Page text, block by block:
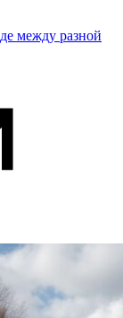
между разной